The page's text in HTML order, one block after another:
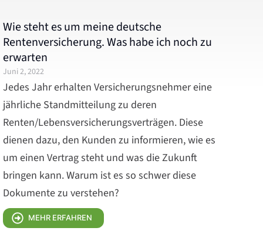
Wie steht es um meine deutsche
Rentenversicherung. Was habe ich noch zu
erwarten
Juni 2, 2022
Jedes Jahr erhalten Versicherungsnehmer eine
jährliche Standmitteilung zu deren
Renten/Lebensversicherungsverträgen. Diese
dienen dazu, den Kunden zu informieren, wie es
um einen Vertrag steht und was die Zukunft
bringen kann. Warum ist es so schwer diese
Dokumente zu verstehen?
MEHR ERFAHREN